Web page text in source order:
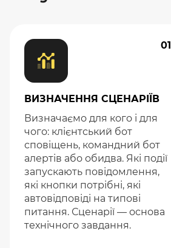
01
ВИЗНАЧЕННЯ СЦЕНАРІЇВ
Визначаємо для кого і для
чого: клієнтський бот
сповіщень, командний бот
алертів або обидва. Які події
запускають повідомлення,
які кнопки потрібні, які
автовідповіді на типові
питання. Сценарії — основа
технічного завдання.